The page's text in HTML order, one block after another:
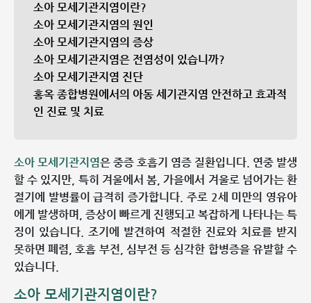
소아 모세기관지염이란?
소아 모세기관지염의 원인
소아 모세기관지염의 증상
소아 모세기관지염은 전염성이 있습니까?
소아 모세기관지염 진단
홍옥 종합병원에서의 아동 세기관지염 안전하고 효과적
인 진료 및 치료
소아 모세기관지염은 중증 호흡기 염증 질환입니다. 연중 발생
할 수 있지만, 특히 겨울에서 봄, 가을에서 겨울로 넘어가는 환
절기에 발병률이 급격히 증가합니다. 주로 2세 미만의 영유아
에게 발생하며, 증상이 빠르게 진행되고 복잡하게 나타나는 특
징이 있습니다. 조기에 발견하여 적절한 진료와 치료를 받지
못하면 폐렴, 호흡 부전, 심부전 등 심각한 합병증을 유발할 수
있습니다.
소아 모세기관지염이란?